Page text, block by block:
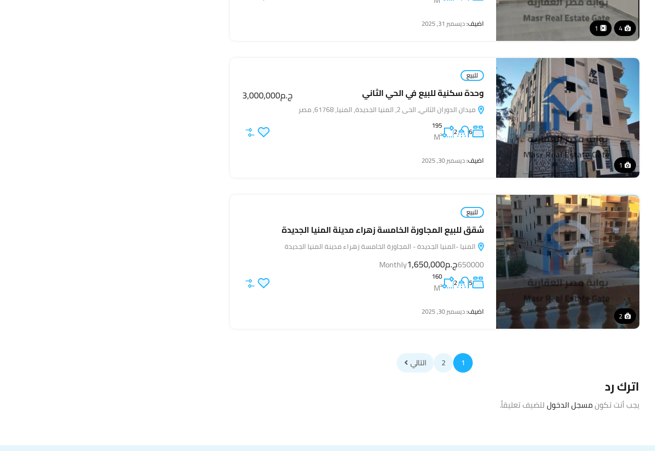
4
1 اضيف:ديسمبر 31, 2025
1
للبيع
وحدة سكنية للبيع في الحي الثاني
ميدان الدوران الثاني, الحى 2, المنيا الجديدة, المنيا, 61768, مصر
ج.م3,000,000
6
2
195
M²
اضيف:ديسمبر 30, 2025
2
للبيع
شقق للبيع المجاورة الخامسة زهراء مدينة المنيا الجديدة
المنيا -المنيا الجديدة - المجاورة الخامسة زهراء مدينة المنيا الجديدة
650000ج.م1,650,000 Monthly
5
2
160
M²
اضيف:ديسمبر 30, 2025
1
2 التالي
اترك رد
يجب أنت تكونمسجل الدخوللتضيف تعليقاً.